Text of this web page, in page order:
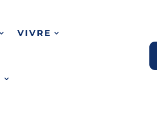
VIVRE